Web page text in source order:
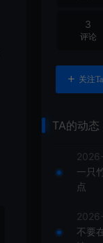
3
评论
关注Ta
TA的动态
一只
点
不要